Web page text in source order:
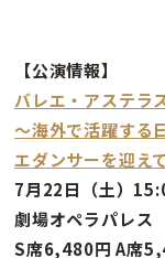
【公演情報】
バレエ・アステラ
〜海外で活躍する
エダンサーを迎え
7月22日（土）
劇場オペラパレス
S席6,480円 A席